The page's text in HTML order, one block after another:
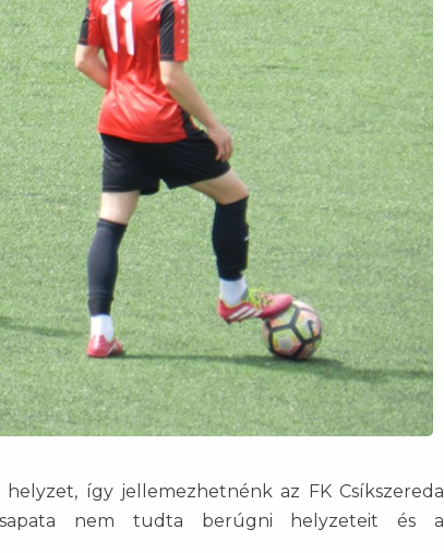
így jellemezhetnénk az FK Csíkszereda
nem tudta berúgni helyzeteit és a